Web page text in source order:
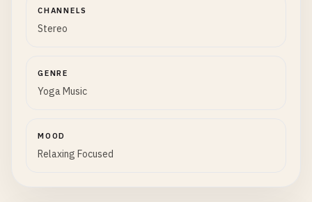
CHANNELS
Stereo
GENRE
Yoga Music
MOOD
Relaxing Focused